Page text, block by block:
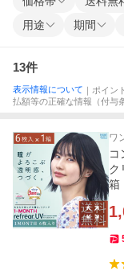
用途 期間
13件
表示情報について ｜ポイン
払額等の正確な情報（付与
ワ
ク
箱